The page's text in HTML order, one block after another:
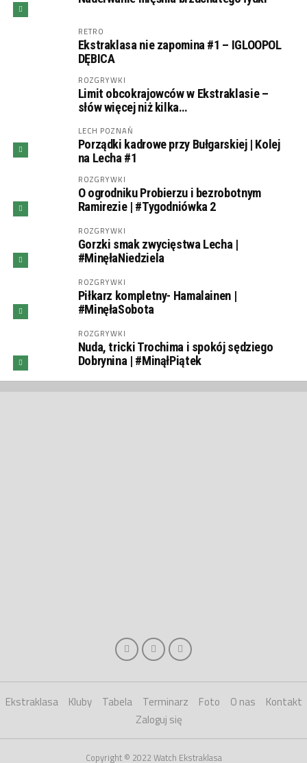
RETRO
Ekstraklasa nie zapomina #1 – IGLOOPOL
DĘBICA
ROZGRYWKI
Limit obcokrajowców w Ekstraklasie –
słów więcej niż kilka…
LECH POZNAŃ
Porządki kadrowe przy Bułgarskiej | Kolej
na Lecha #1
ROZGRYWKI
O ogrodniku Probierzu i bezrobotnym
Ramirezie | #Tygodniówka 2
ROZGRYWKI
Gorzki smak zwycięstwa Lecha |
#MinęłaNiedziela
ROZGRYWKI
Piłkarz kompletny- Hamalainen |
#MinęłaSobota
ROZGRYWKI
Nuda, tricki Trochima i spokój sędziego
Dobrynina | #MinąłPiątek
Ekstraklasa Kluby Tabela Terminarz Foto O nas
Kontakt
Zaloguj się
Copyright © 2022 Watch Ekstraklasa